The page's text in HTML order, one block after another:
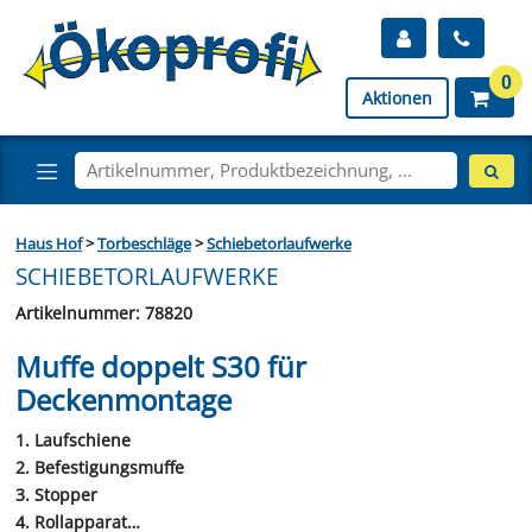
Aktionen
0
Haus Hof>Torbeschläge>Schiebetorlaufwerke
SCHIEBETORLAUFWERKE
Artikelnummer: 78820
Muffe doppelt S30 für
Deckenmontage
1. Laufschiene
2. Befestigungsmuffe
3. Stopper
4. Rollapparat